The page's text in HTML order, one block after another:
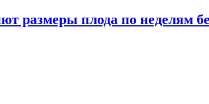
размеры плода по неделям